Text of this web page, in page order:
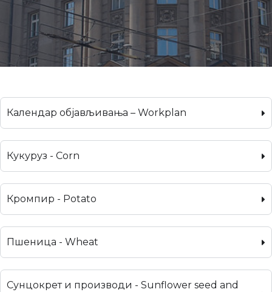
Календар објављивања – Workplan
Кукуруз - Corn
Кромпир - Potato
Пшеница - Wheat
Сунцокрет и производи - Sunflower seed and